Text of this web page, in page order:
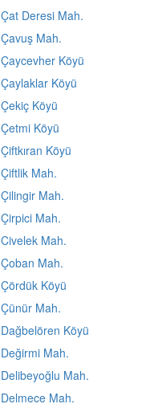
Çat Deresi Mah.
Çavuş Mah.
Çaycevher Köyü
Çaylaklar Köyü
Çekiç Köyü
Çetmi Köyü
Çiftkıran Köyü
Çiftlik Mah.
Çilingir Mah.
Çirpici Mah.
Civelek Mah.
Çoban Mah.
Çördük Köyü
Çünür Mah.
Dağbelören Köyü
Değirmi Mah.
Delibeyoğlu Mah.
Delmece Mah.